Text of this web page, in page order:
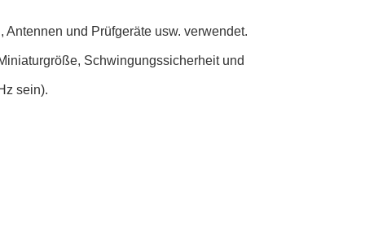
und Prüfgeräte usw. verwendet.
Schwingungssicherheit und
sein).